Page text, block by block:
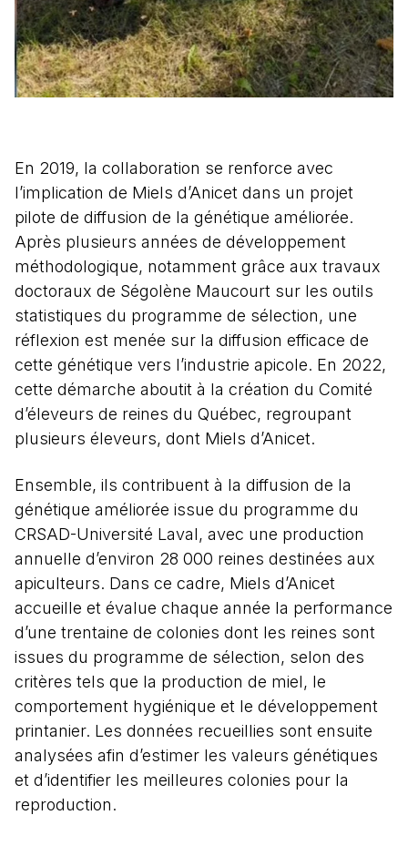
En 2019, la collaboration se renforce avec
l’implication de Miels d’Anicet dans un projet
pilote de diffusion de la génétique améliorée.
Après plusieurs années de développement
méthodologique, notamment grâce aux travaux
doctoraux de Ségolène Maucourt sur les outils
statistiques du programme de sélection, une
réflexion est menée sur la diffusion efficace de
cette génétique vers l’industrie apicole. En 2022,
cette démarche aboutit à la création du Comité
d’éleveurs de reines du Québec, regroupant
plusieurs éleveurs, dont Miels d’Anicet.
Ensemble, ils contribuent à la diffusion de la
génétique améliorée issue du programme du
CRSAD-Université Laval, avec une production
annuelle d’environ 28 000 reines destinées aux
apiculteurs. Dans ce cadre, Miels d’Anicet
accueille et évalue chaque année la performance
d’une trentaine de colonies dont les reines sont
issues du programme de sélection, selon des
critères tels que la production de miel, le
comportement hygiénique et le développement
printanier. Les données recueillies sont ensuite
analysées afin d’estimer les valeurs génétiques
et d’identifier les meilleures colonies pour la
reproduction.